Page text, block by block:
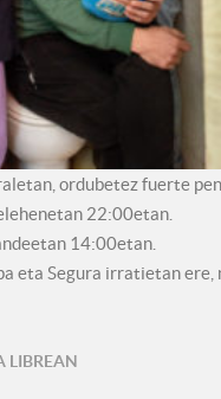
ordubetez fuerte
22:00etan.
14:00etan.
eta Segura irratietan ere,
LIBREAN